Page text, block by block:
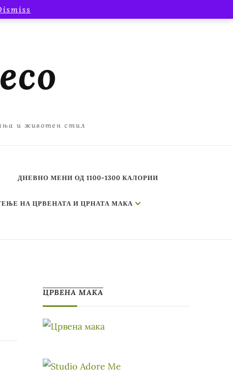
и животен стил
ДНЕВНО МЕНИ ОД 1100-1300 КАЛОРИИ
НА ЦРВЕНАТА И ЦРНАТА МАКА
ЦРВЕНА МАКА